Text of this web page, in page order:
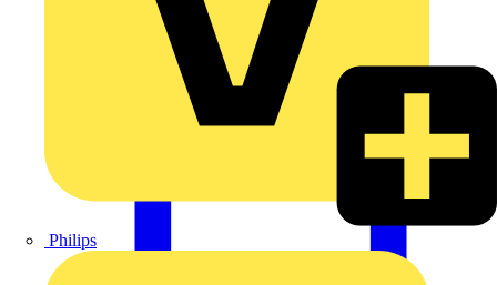
Philips